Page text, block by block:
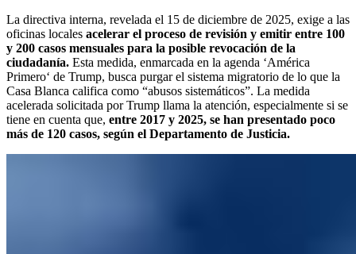
La directiva interna, revelada el 15 de diciembre de 2025, exige a las
oficinas locales acelerar el proceso de revisión y emitir entre 100
y 200 casos mensuales para la posible revocación de la
ciudadanía. Esta medida, enmarcada en la agenda ‘América
Primero‘ de Trump, busca purgar el sistema migratorio de lo que la
Casa Blanca califica como “abusos sistemáticos”. La medida
acelerada solicitada por Trump llama la atención, especialmente si se
tiene en cuenta que, entre 2017 y 2025, se han presentado poco
más de 120 casos, según el Departamento de Justicia.